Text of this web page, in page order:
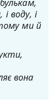
воду, і
ми й
вона